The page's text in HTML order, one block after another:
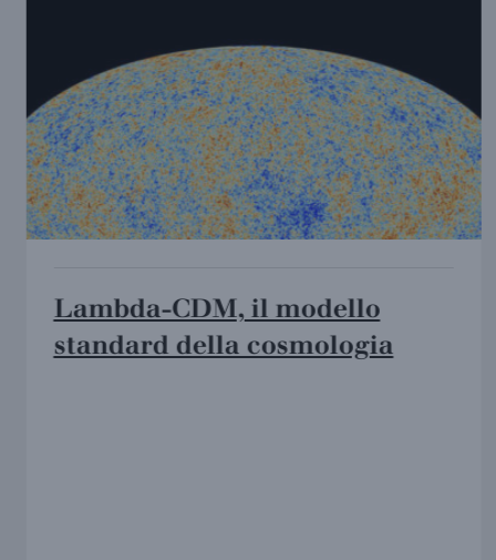
Lambda-CDM, il modello
standard della cosmologia